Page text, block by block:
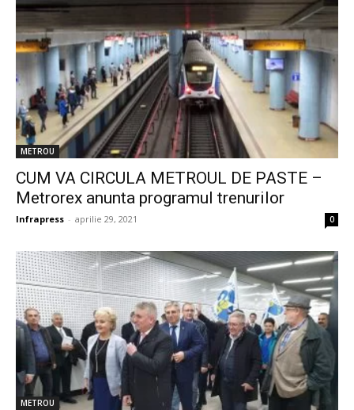
METROU
CUM VA CIRCULA METROUL DE PASTE –
Metrorex anunta programul trenurilor
Infrapress - aprilie 29, 2021 0
METROU